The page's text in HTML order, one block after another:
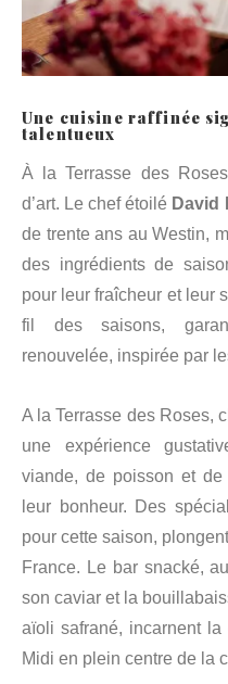
Une cuisine raffinée
talentueux
À la Terrasse des
d’art. Le chef étoilé David
de trente ans au Westin,
des ingrédients de
pour leur fraîcheur et leur
fil des saisons,
renouvelée, inspirée par
A la Terrasse des Roses,
une expérience
viande, de poisson et de
leur bonheur. Des
pour cette saison,
France. Le bar snacké,
son caviar et la
aïoli safrané, incarnent
Midi en plein centre de la